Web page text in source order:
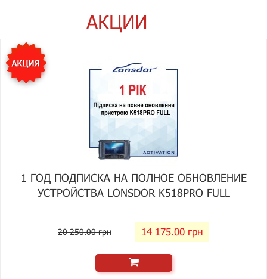
АКЦИИ
1 ГОД ПОДПИСКА НА ПОЛНОЕ ОБНОВЛЕНИЕ
УСТРОЙСТВА LONSDOR K518PRO FULL
20 250.00 грн 14 175.00 грн